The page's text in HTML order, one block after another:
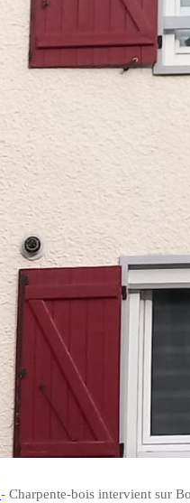
- Charpente-bois intervient sur